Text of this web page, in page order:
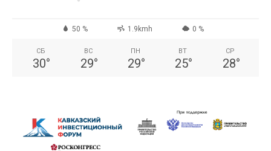
50 % 1.9kmh 0 %
СБ
30°
ВС
29°
ПН
29°
ВТ
25°
СР
28°